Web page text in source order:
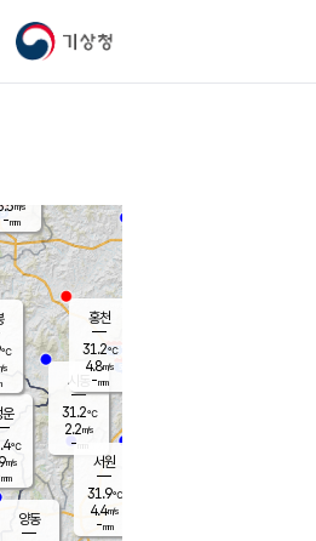
기상청
운
℃
m/s
mm
℃
s
양동
시동
31.2℃
2.2m/s
- mm
서원
31.9℃
4.4m/s
-mm
홍천
31.2℃
4.8m/s
-mm
m/s
-mm